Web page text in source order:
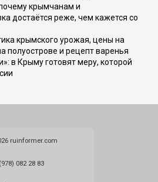
крымчанам и
достаётся реже, чем кажется со
крымского урожая, цены на
полуострове и рецепт варенья
в Крыму готовят меру, которой
ruinformer.com
082 28 83